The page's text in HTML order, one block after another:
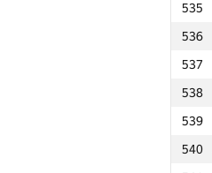
535
536
537
538
539
540
512
513
514
515
516
517